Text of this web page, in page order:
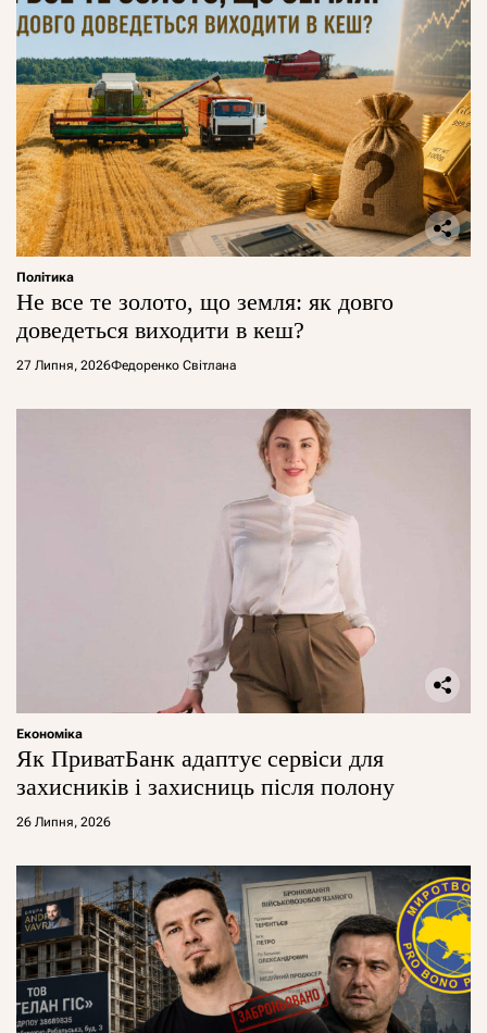
Політика
Не все те золото, що земля: як довго
доведеться виходити в кеш?
27 Липня, 2026Федоренко Світлана
Економіка
Як ПриватБанк адаптує сервіси для
захисників і захисниць після полону
26 Липня, 2026